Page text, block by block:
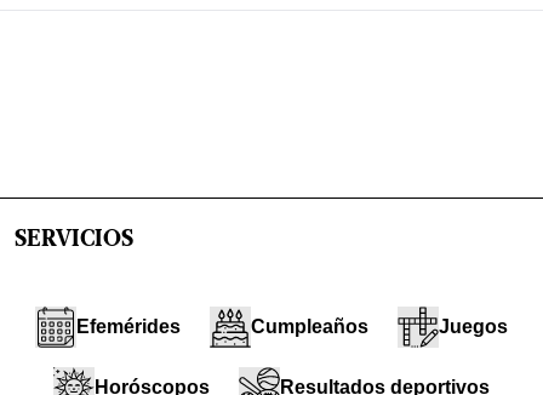
SERVICIOS
Efemérides Cumpleaños Juegos
Horóscopos Resultados deportivos